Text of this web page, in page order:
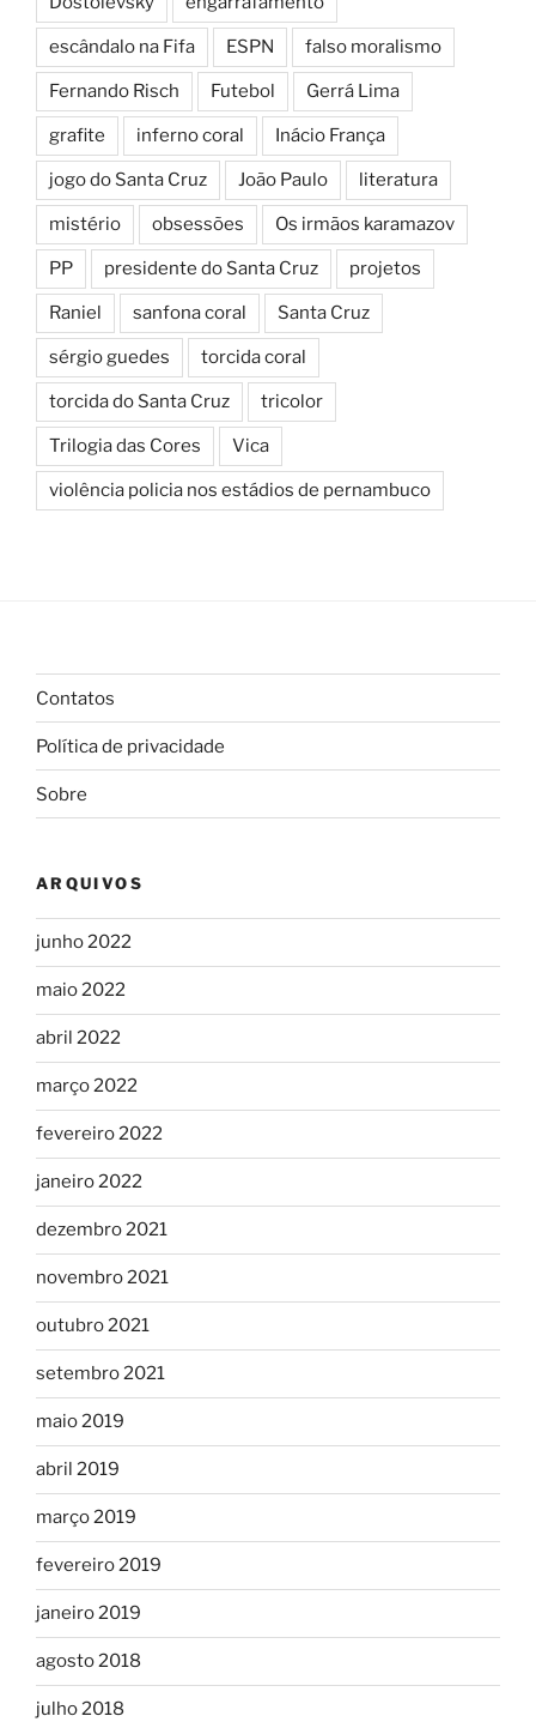
escândalo na Fifa ESPN falso moralismo
Fernando Risch Futebol Gerrá Lima
grafite inferno coral Inácio França
jogo do Santa Cruz João Paulo literatura
mistério obsessões Os irmãos karamazov
PP presidente do Santa Cruz projetos
Raniel sanfona coral Santa Cruz
sérgio guedes torcida coral
torcida do Santa Cruz tricolor
Trilogia das Cores Vica
violência policia nos estádios de pernambuco
Contatos
Política de privacidade
Sobre
ARQUIVOS
junho 2022
maio 2022
abril 2022
março 2022
fevereiro 2022
janeiro 2022
dezembro 2021
novembro 2021
outubro 2021
setembro 2021
maio 2019
abril 2019
março 2019
fevereiro 2019
janeiro 2019
agosto 2018
julho 2018